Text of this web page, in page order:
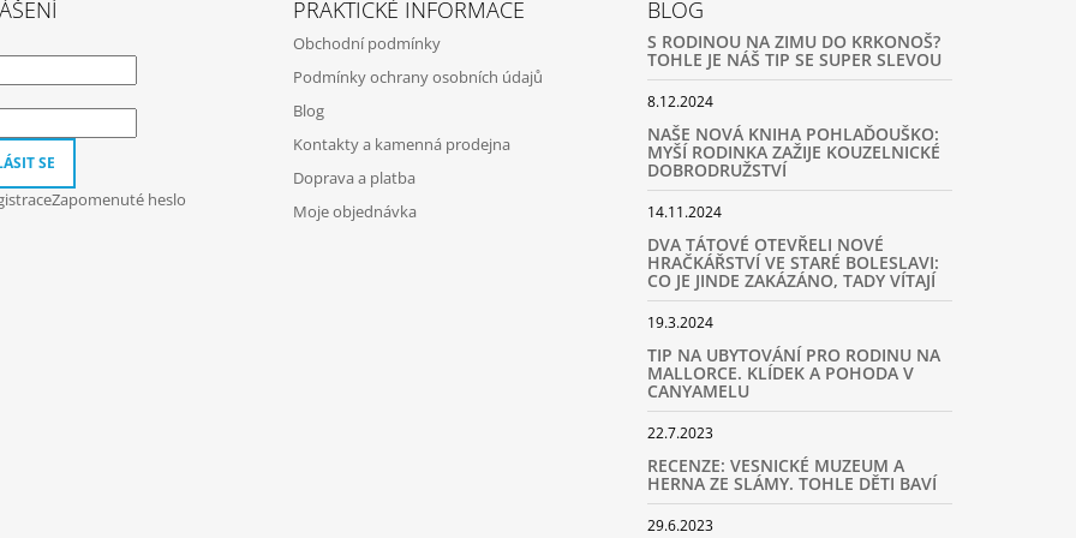
SE
Zapomenuté heslo
PRAKTICKÉ INFORMACE
Obchodní podmínky
Podmínky ochrany osobních údajů
Blog
Kontakty a kamenná prodejna
Doprava a platba
Moje objednávka
BLOG
S RODINOU NA ZIMU DO KRKONOŠ?
TOHLE JE NÁŠ TIP SE SUPER SLEVOU
8.12.2024
NAŠE NOVÁ KNIHA POHLAĎOUŠKO:
MYŠÍ RODINKA ZAŽIJE KOUZELNICKÉ
DOBRODRUŽSTVÍ
14.11.2024
DVA TÁTOVÉ OTEVŘELI NOVÉ
HRAČKÁŘSTVÍ VE STARÉ BOLESLAVI:
CO JE JINDE ZAKÁZÁNO, TADY VÍTAJÍ
19.3.2024
TIP NA UBYTOVÁNÍ PRO RODINU NA
MALLORCE. KLÍDEK A POHODA V
CANYAMELU
22.7.2023
RECENZE: VESNICKÉ MUZEUM A
HERNA ZE SLÁMY. TOHLE DĚTI BAVÍ
29.6.2023